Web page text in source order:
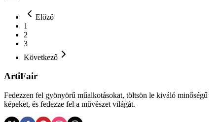
Előző
1
2
3
Következő
ArtiFair
Fedezzen fel gyönyörű műalkotásokat, töltsön le kiváló minőségű
képeket, és fedezze fel a művészet világát.